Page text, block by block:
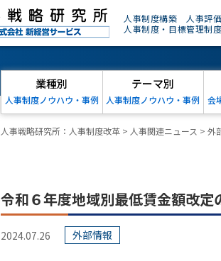
人事制度構築 人事評
人事制度・目標管理制
業種別
人事制度ノウハウ・事例
テーマ別
人事制度ノウハウ・事例 会
人事戦略研究所：人事制度改革 > 人事関連ニュース > 外
令和６年度地域別最低賃金額改定
2024.07.26 外部情報